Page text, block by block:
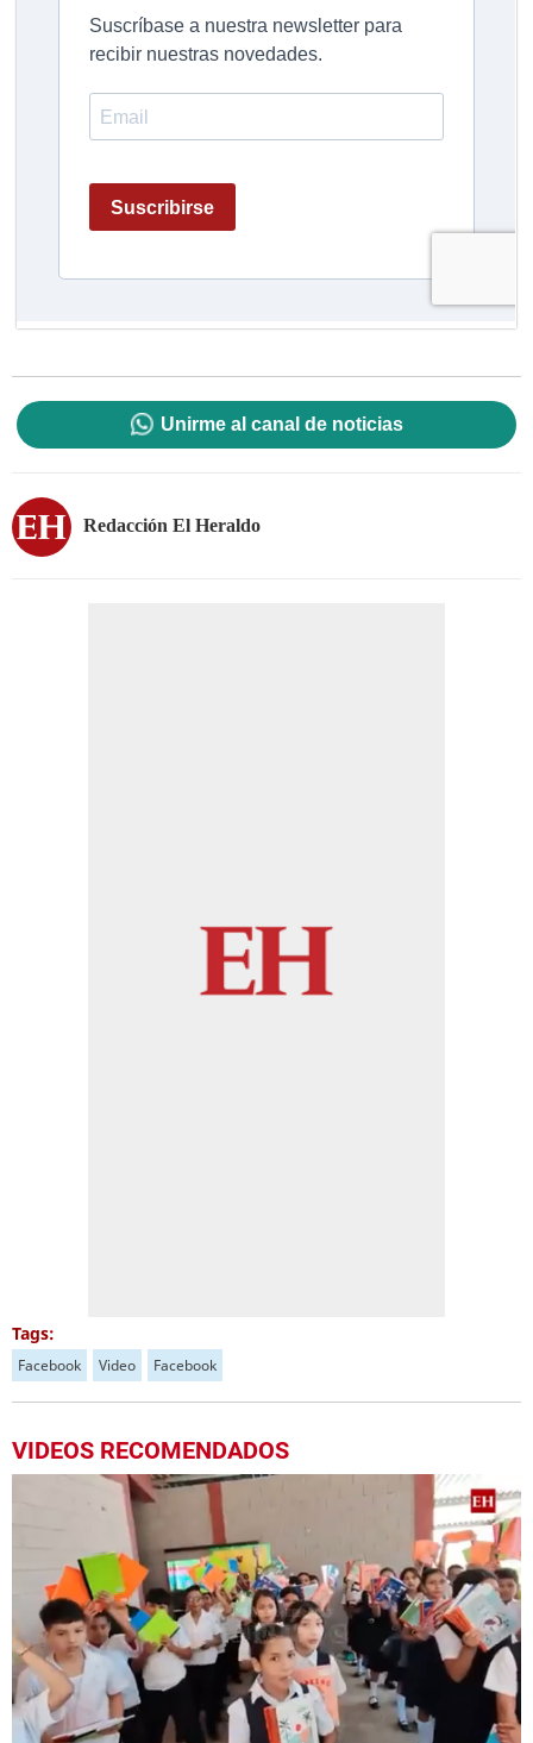
Unirme al canal de noticias
Redacción El Heraldo
Tags:
Facebook Video Facebook
VIDEOS RECOMENDADOS